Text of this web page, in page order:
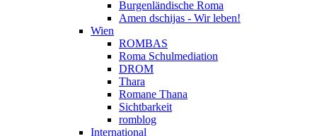
Burgenländische Roma
Amen dschijas - Wir leben!
Wien
ROMBAS
Roma Schulmediation
DROM
Thara
Romane Thana
Sichtbarkeit
romblog
International